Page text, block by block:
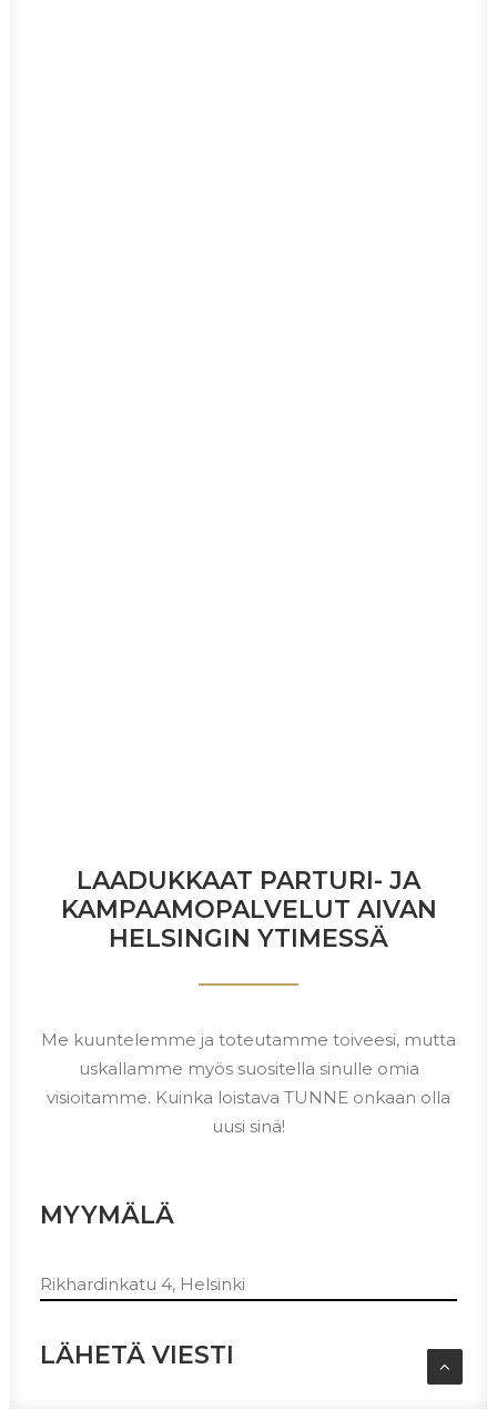
LAADUKKAAT PARTURI- JA
KAMPAAMOPALVELUT AIVAN
HELSINGIN YTIMESSÄ
Me kuuntelemme ja toteutamme toiveesi, mutta
uskallamme myös suositella sinulle omia
visioitamme. Kuinka loistava TUNNE onkaan olla
uusi sinä!
MYYMÄLÄ
Rikhardinkatu 4, Helsinki
LÄHETÄ VIESTI